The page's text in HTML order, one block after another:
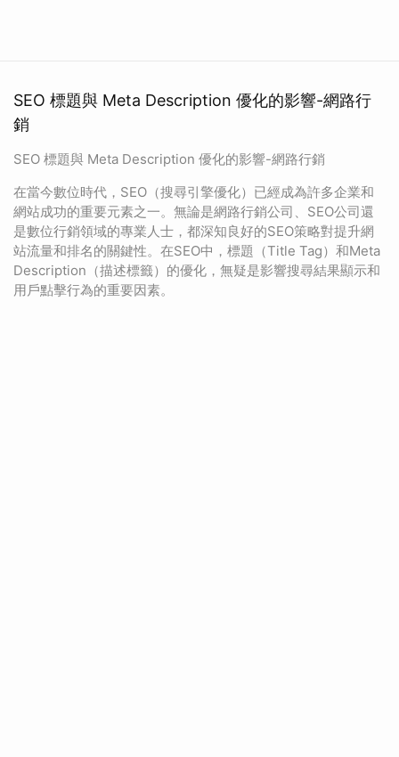
SEO 標題與 Meta Description 優化的影響-網路行
銷
SEO 標題與 Meta Description 優化的影響-網路行銷
在當今數位時代，SEO（搜尋引擎優化）已經成為許多企業和
網站成功的重要元素之一。無論是網路行銷公司、SEO公司還
是數位行銷領域的專業人士，都深知良好的SEO策略對提升網
站流量和排名的關鍵性。在SEO中，標題（Title Tag）和Meta
Description（描述標籤）的優化，無疑是影響搜尋結果顯示和
用戶點擊行為的重要因素。